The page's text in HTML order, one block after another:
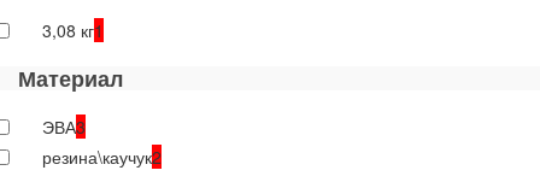
3,08 кг1
Материал
ЭВА3
резина\каучук2